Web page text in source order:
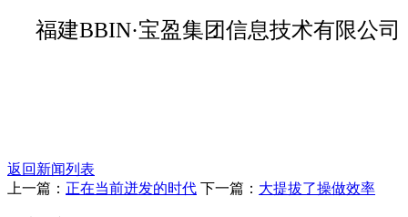
福建BBIN·宝盈集团信息技术有限公司
返回新闻列表
上一篇： 正在当前迸发的时代 下一篇： 大提拔了操做效率